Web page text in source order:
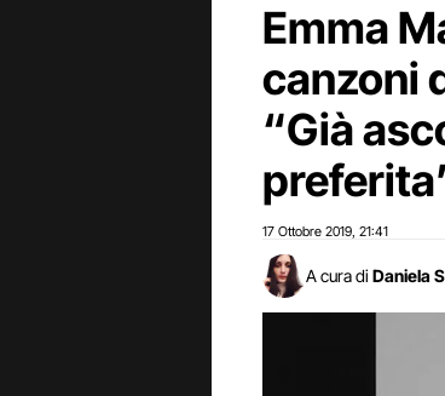
Emma
canzoni
“Già
17 Ottobre 2019 21:41
A cura di Daniela